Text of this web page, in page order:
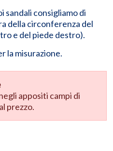
sandali consigliamo di
della circonferenza del
e del piede destro).
la misurazione.
appositi campi di
prezzo.